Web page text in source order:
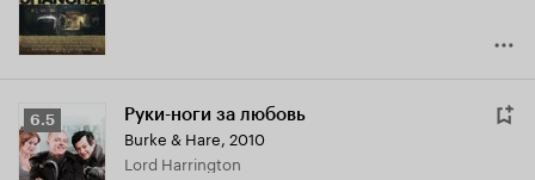
Рейтинг
Кинопоиска
6.5
6.5 Руки-ноги за любовь
Burke & Hare, 2010
Lord Harrington